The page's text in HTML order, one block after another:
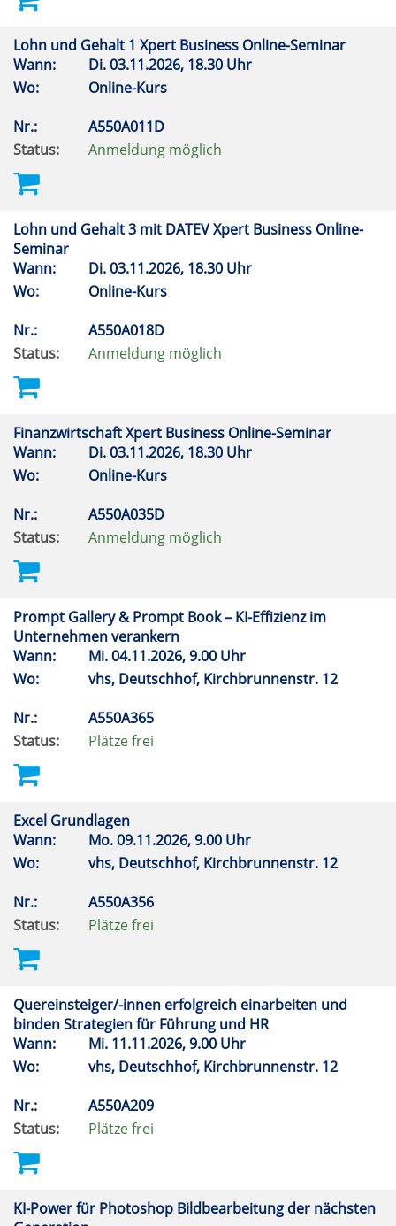
Lohn und Gehalt 1 Xpert Business Online-Seminar
Wann:
Di.03.11.2026, 18.30 Uhr
Wo:
Online-Kurs
Nr.:
A550A011D
Status:
Anmeldung möglich
Lohn und Gehalt 3 mit DATEV Xpert Business Online-
Seminar
Wann:
Di.03.11.2026, 18.30 Uhr
Wo:
Online-Kurs
Nr.:
A550A018D
Status:
Anmeldung möglich
Finanzwirtschaft Xpert Business Online-Seminar
Wann:
Di.03.11.2026, 18.30 Uhr
Wo:
Online-Kurs
Nr.:
A550A035D
Status:
Anmeldung möglich
Prompt Gallery & Prompt Book – KI-Effizienz im
Unternehmen verankern
Wann:
Mi.04.11.2026, 9.00 Uhr
Wo:
vhs, Deutschhof, Kirchbrunnenstr. 12
Nr.:
A550A365
Status:
Plätze frei
Excel Grundlagen
Wann:
Mo.09.11.2026, 9.00 Uhr
Wo:
vhs, Deutschhof, Kirchbrunnenstr. 12
Nr.:
A550A356
Status:
Plätze frei
Quereinsteiger/-innen erfolgreich einarbeiten und
binden Strategien für Führung und HR
Wann:
Mi. 11.11.2026, 9.00 Uhr
Wo:
vhs, Deutschhof, Kirchbrunnenstr. 12
Nr.:
A550A209
Status:
Plätze frei
KI-Power für Photoshop Bildbearbeitung der nächsten